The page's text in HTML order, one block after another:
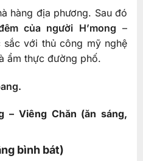
hàng địa phương. Sau đó
của người H’mong –
với thủ công mỹ nghệ
ẩm thực đường phố.
– Viêng Chăn (ăn sáng,
bình bát)